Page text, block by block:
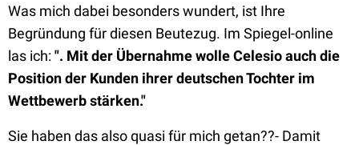
Was mich dabei besonders wundert, ist Ihre
Begründung für diesen Beutezug. Im Spiegel-online
las ich:". Mit der Übernahme wolle Celesio auch die
Position der Kunden ihrer deutschen Tochter im
Wettbewerb stärken."
Sie haben das also quasi für mich getan??- Damit